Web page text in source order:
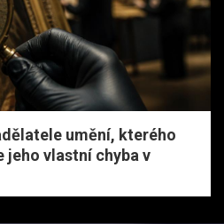
umění, kterého
jeho vlastní chyba v